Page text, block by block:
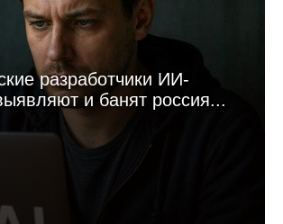
разработчики ИИ-
и банят россия...